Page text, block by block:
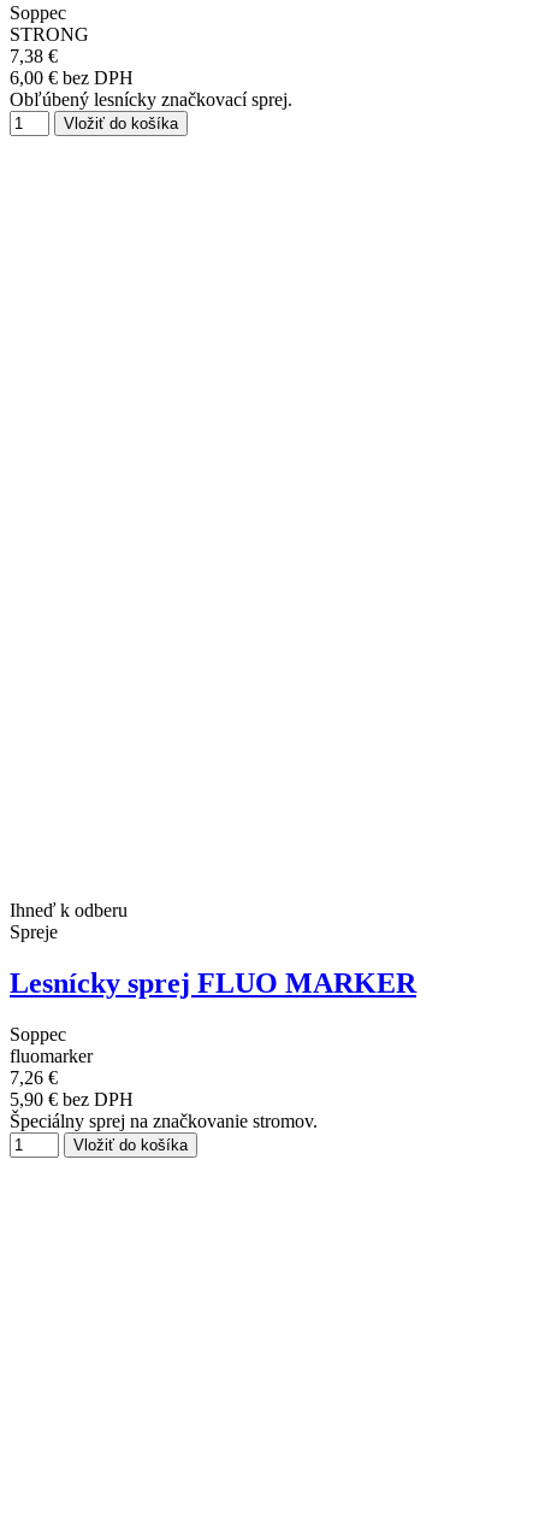
Soppec
STRONG
7,38 €
6,00 € bez DPH
Obľúbený lesnícky značkovací sprej.
Vložiť do košíka
Ihneď k odberu
Spreje
Lesnícky sprej FLUO MARKER
Soppec
fluomarker
7,26 €
5,90 € bez DPH
Špeciálny sprej na značkovanie stromov.
Vložiť do košíka